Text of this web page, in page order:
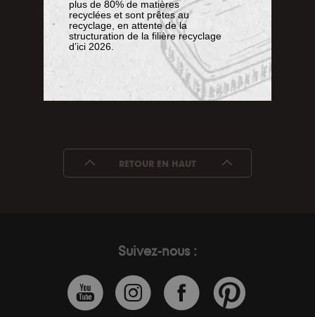
plus de 80% de matières
recyclées et sont prêtes au
recyclage, en attente de la
structuration de la filière recyclage
d’ici 2026.
RETOUR EN HAUT
Suivez-nous :